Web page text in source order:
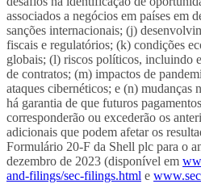
associados a negócios em países em
sanções internacionais; (j)
fiscais e regulatórios; (k) condições
globais; (l) riscos políticos, incluindo
de contratos; (m) impactos de
ataques cibernéticos; e (n) mudanças
há garantia de que futuros
corresponderão ou excederão os
adicionais que podem afetar os
Formulário 20-F da Shell plc para o
dezembro de 2023 (disponível em
and-filings/sec-filings.html e